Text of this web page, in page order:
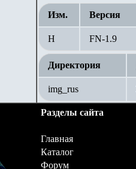
Изм.
Версия
Н FN-1.9
Директория
img_rus
Разделы сайта
Главная
Каталог
Форум